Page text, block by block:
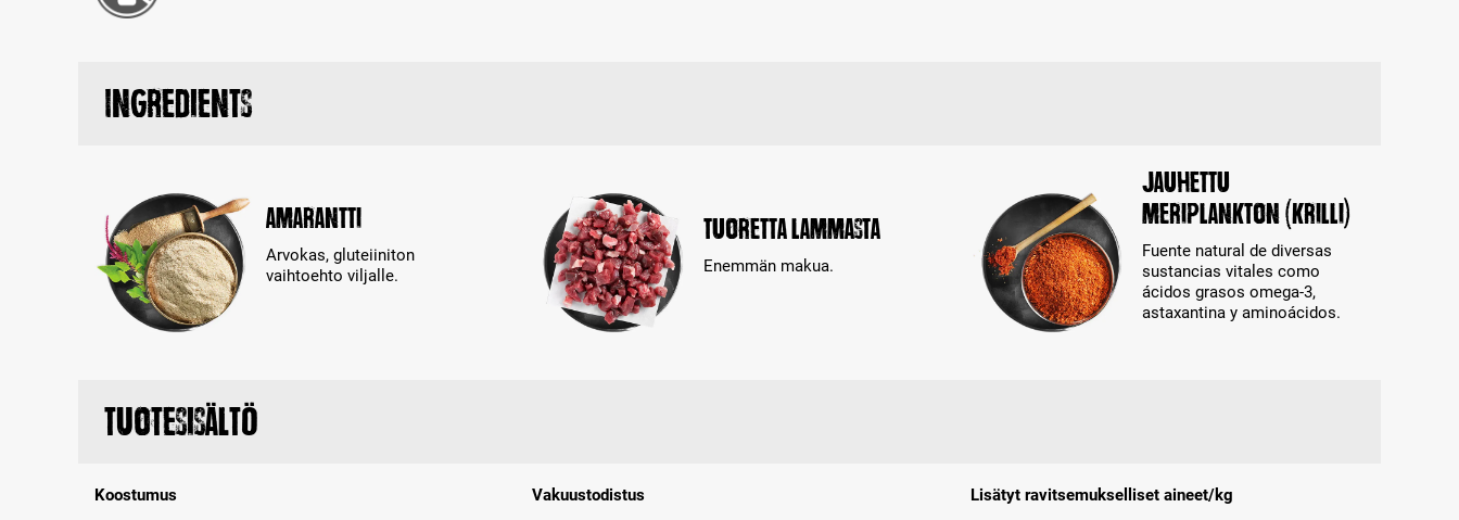
Ingredients
Amarantti
Arvokas, gluteiiniton
vaihtoehto viljalle.
Tuoretta lammasta
Enemmän makua.
Jauhettu
meriplankton (krilli)
Fuente natural de diversas
sustancias vitales como
ácidos grasos omega-3,
astaxantina y aminoácidos.
Tuotesisältö
Koostumus
Vakuustodistus
Lisätyt ravitsemukselliset aineet/kg